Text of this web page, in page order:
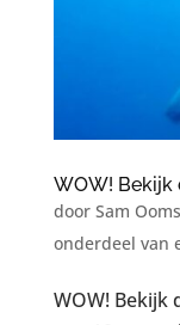
WOW! Bekijk
door Sam Ooms
onderdeel van
WOW! Bekijk